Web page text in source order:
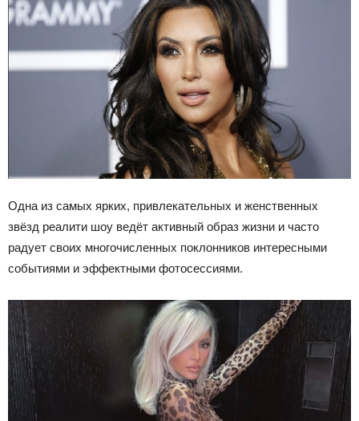
Одна из самых ярких, привлекательных и женственных
звёзд реалити шоу ведёт активный образ жизни и часто
радует своих многочисленных поклонников интересными
событиями и эффектными фотосессиями.